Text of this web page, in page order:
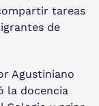
tareas
de
Agustiniano
la docencia